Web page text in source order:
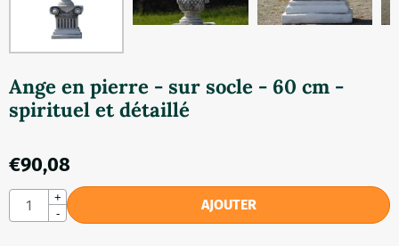
Ange en pierre - sur socle - 60 cm -
spirituel et détaillé
€90,08
Quantité
+
-
AJOUTER